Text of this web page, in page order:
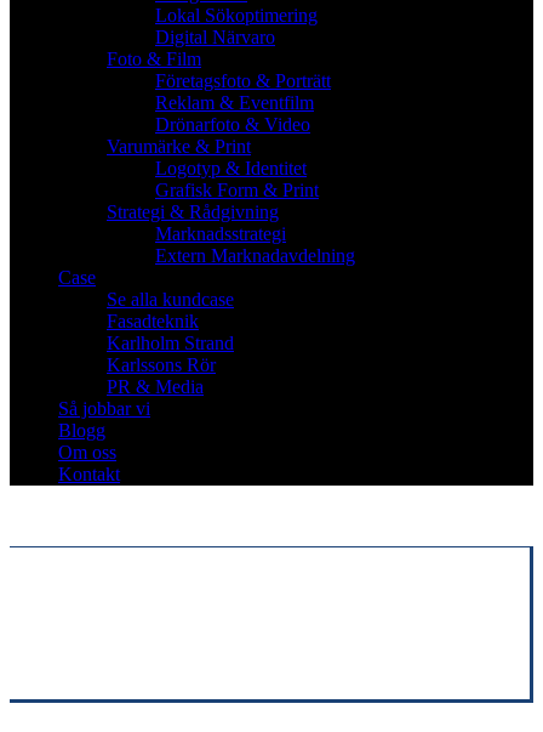
Lokal Sökoptimering
Digital Närvaro
Foto & Film
Företagsfoto & Porträtt
Reklam & Eventfilm
Drönarfoto & Video
Varumärke & Print
Logotyp & Identitet
Grafisk Form & Print
Strategi & Rådgivning
Marknadsstrategi
Extern Marknadavdelning
Case
Se alla kundcase
Fasadteknik
Karlholm Strand
Karlssons Rör
PR & Media
Så jobbar vi
Blogg
Om oss
Kontakt